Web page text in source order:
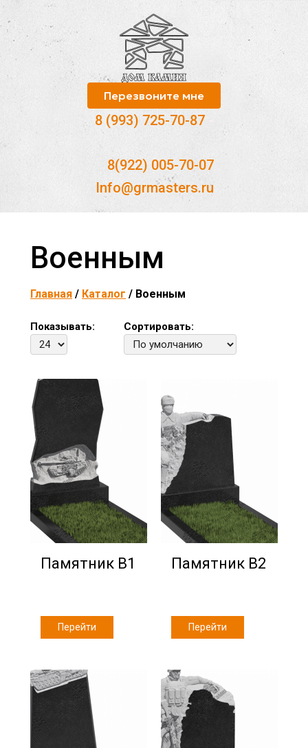
8 (993) 725-70-87 -
8(922) 005-70-07
Info@grmasters.ru
Перезвоните мне
Военным
Главная / Каталог / Военным
Показывать: Сортировать:
Памятник В1
Перейти
Памятник В2
Перейти